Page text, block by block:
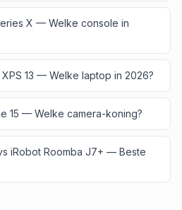
X — Welke console in
13 — Welke laptop in 2026?
15 — Welke camera-koning?
iRobot Roomba J7+ — Beste